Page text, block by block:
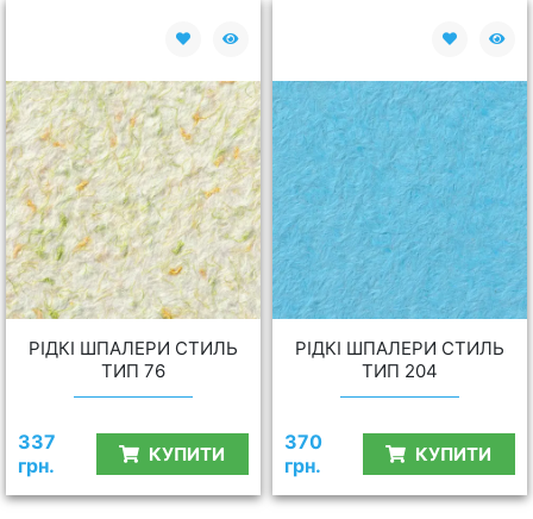
РІДКІ ШПАЛЕРИ СТИЛЬ
ТИП 76
337
грн.
КУПИТИ
РІДКІ ШПАЛЕРИ СТИЛЬ
ТИП 204
370
грн.
КУПИТИ